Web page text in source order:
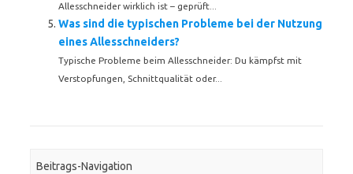
Allesschneider wirklich ist – geprüft...
Was sind die typischen Probleme bei der Nutzung
eines Allesschneiders?
Typische Probleme beim Allesschneider: Du kämpfst mit
Verstopfungen, Schnittqualität oder...
Beitrags-Navigation